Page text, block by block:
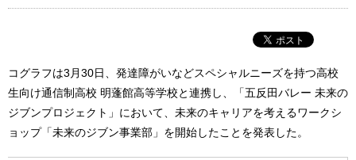
コグラフは3月30日、発達障がいなどスペシャルニーズを持つ高校
生向け通信制高校 明蓬館高等学校と連携し、「五反田バレー 未来の
ジブンプロジェクト」において、未来のキャリアを考えるワークシ
ョップ「未来のジブン事業部」を開始したことを発表した。